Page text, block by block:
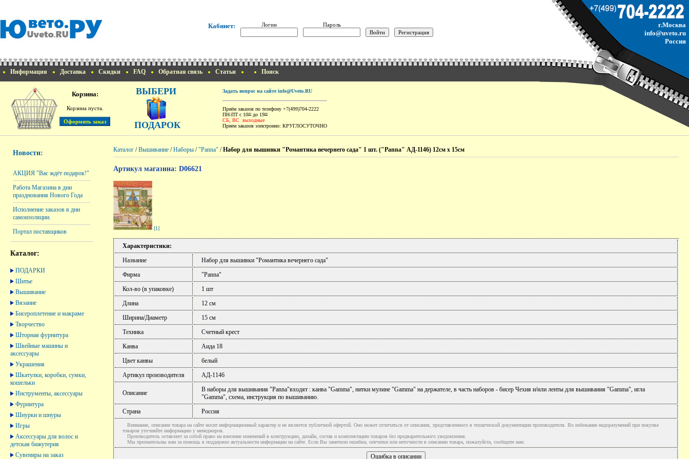
Кабинет: Логин Пароль
г.Москва
info@uveto.ru
Россия
Информация Доставка Скидки FAQ Обратная связь Статьи Поиск
Корзина:
Корзина пуста.
ВЫБЕРИ
ПОДАРОК
Задать вопрос на сайте info@Uveto.RU
Приём заказов по телефону +7(499)704-2222
ПН-ПТ с 1000 до 1900
СБ, ВС выходные
Прием заказов электронно: КРУГЛОСУТОЧНО
Новости:
АКЦИЯ "Вас ждёт подарок!"
Работа Магазина в дни
празднования Нового Года
Исполнение заказов в дни
самоизоляции.
Портал поставщиков
Каталог:
ПОДАРКИ
Шитье
Вышивание
Вязание
Бисероплетение и макраме
Творчество
Шторная фурнитура
Швейные машины и
аксессуары
Украшения
Шкатулки, коробки, сумки,
кошельки
Инструменты, аксессуары
Фурнитура
Шнурки и шнуры
Игры
Аксессуары для волос и
детская бижутерия
Сувениры на заказ
Каталог /Вышивание /Наборы /"Panna" /Набор для вышивки "Романтика вечернего сада" 1 шт. ("Panna" АД-1146) 12см х 15см
Артикул магазина: D06621
[1]
Характеристики:
Название
Набор для вышивки "Романтика вечернего сада"
Фирма
"Panna"
Кол-во (в упаковке)
1 шт
Длина
12 см
Ширина/Диаметр
15 см
Техника
Счетный крест
Канва
Аида 18
Цвет канвы
белый
Артикул производителя
АД-1146
Описание
В наборы для вышивания "Panna"входят : канва "Gamma", нитки мулине "Gamma" на держателе, в часть наборов - бисер Чехия и/или ленты для вышивания "Gamma", игла
"Gamma", схема, инструкция по вышиванию.
Страна
Россия
Внимание, описание товара на сайте носит информационный характер и не является публичной офертой. Оно может отличаться от описания, представленного в технической документации производителя. Во избежание недоразумений при покупке
товаров уточняйте информацию у менеджеров.
Производитель оставляет за собой право на внесение изменений в конструкцию, дизайн, состав и комплектацию товаров без предварительного уведомления.
Мы признательны вам за помощь в поддержке актуальности информации на сайте. Если Вы заметили ошибки, опечатки или неточности в описании товара, пожалуйста, сообщите нам.